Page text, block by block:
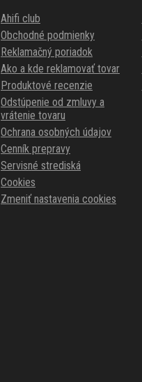
Ahifi club
Obchodné podmienky
Reklamačný poriadok
Ako a kde reklamovať tovar
Produktové recenzie
Odstúpenie od zmluvy a
vrátenie tovaru
Ochrana osobných údajov
Cenník prepravy
Servisné strediská
Cookies
Zmeniť nastavenia cookies